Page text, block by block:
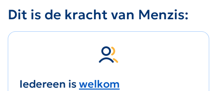
Dit is de kracht van Menzis:
Iedereen is welkom